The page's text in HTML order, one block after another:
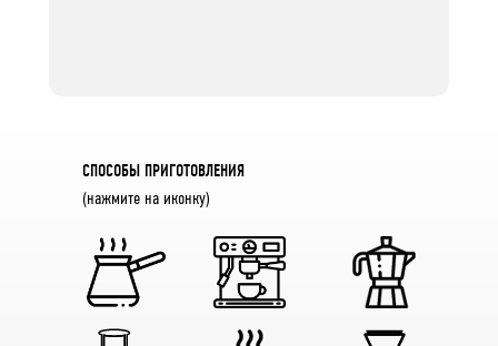
CПОСОБЫ ПРИГОТОВЛЕНИЯ
(нажмите на иконку)